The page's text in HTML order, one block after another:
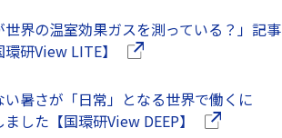
世界の温室効果ガスを測っている？」記事
研View LITE】
（別ウインドウで開きま
い暑さが「日常」となる世界で働くに
した【国環研View DEEP】
（別ウイン